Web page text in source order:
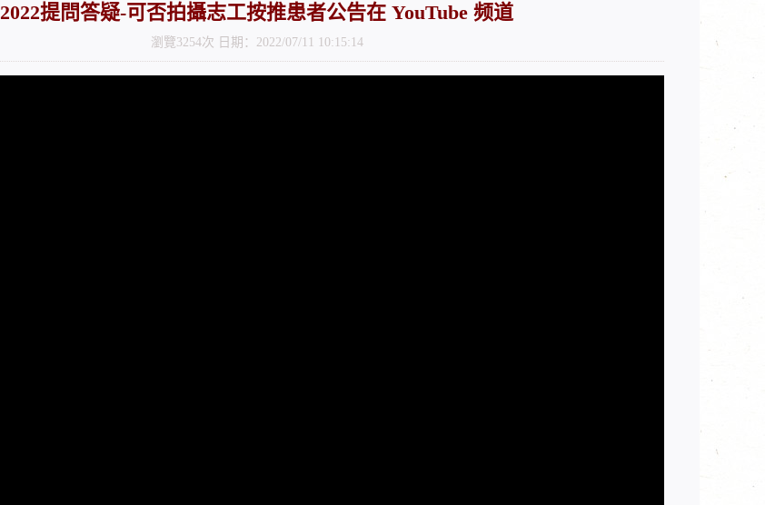
2022提問答疑-可否拍攝志工按推患者公告在 YouTube 频道
瀏覽3254次 日期：2022/07/11 10:15:14